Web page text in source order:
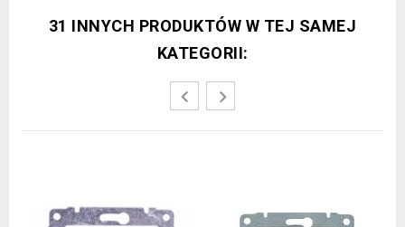
31 INNYCH PRODUKTÓW W TEJ SAMEJ
KATEGORII: